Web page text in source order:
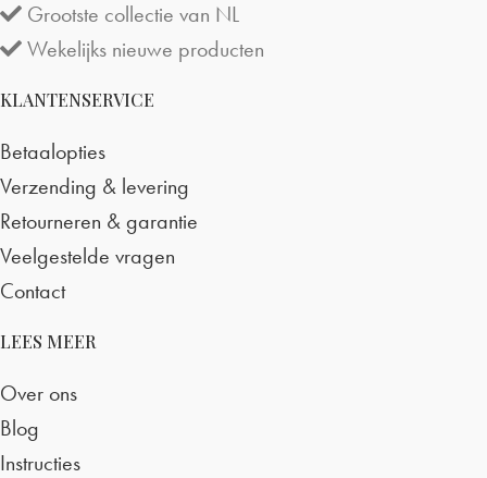
Grootste collectie van NL
Wekelijks nieuwe producten
KLANTENSERVICE
Betaalopties
Verzending & levering
Retourneren & garantie
Veelgestelde vragen
Contact
LEES MEER
Over ons
Blog
Instructies